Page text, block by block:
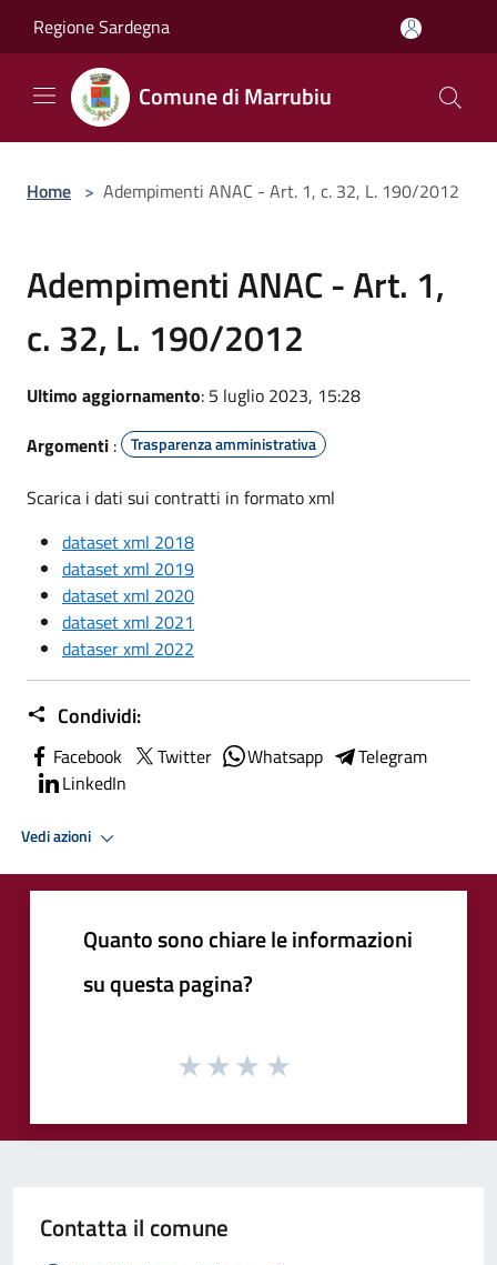
Regione Sardegna
Comune di Marrubiu
Home > Adempimenti ANAC - Art. 1, c. 32, L. 190/2012
Adempimenti ANAC - Art. 1,
c. 32, L. 190/2012
Ultimo aggiornamento: 5 luglio 2023, 15:28
Argomenti : Trasparenza amministrativa
Scarica i dati sui contratti in formato xml
dataset xml 2018
dataset xml 2019
dataset xml 2020
dataset xml 2021
dataser xml 2022
Condividi:
Facebook Twitter Whatsapp
Telegram
LinkedIn
Vedi azioni
Quanto sono chiare le informazioni
su questa pagina?
Contatta il comune